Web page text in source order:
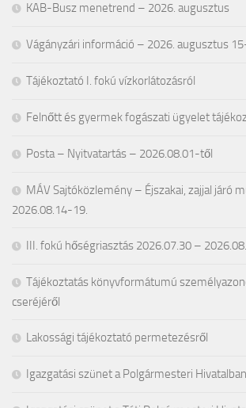
KAB-Busz menetrend – 2026. augusztus
Vágányzári információ – 2026. augusztus
Tájékoztató I. fokú vízkorlátozásról
Felnőtt és gyermek fogászati ügyelet
Posta – Nyitvatartás – 2026.08.01-től
MÁV Sajtóközlemény – Éjszakai, zajjal járó
2026.08.14-19.
III. fokú hőségriasztás 2026.07.30 –
Tájékoztatás könyvformátumú
cseréjéről
Lakossági tájékoztató permetezésről
Igazgatási szünet a Polgármesteri